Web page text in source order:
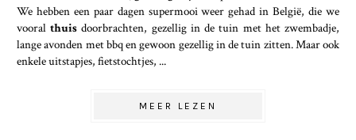
We hebben een paar dagen supermooi weer gehad in België, die we
vooralthuis doorbrachten, gezellig in de tuin met het zwembadje,
lange avonden met bbq en gewoon gezellig in de tuin zitten. Maar ook
enkele uitstapjes, fietstochtjes, ...
MEER LEZEN